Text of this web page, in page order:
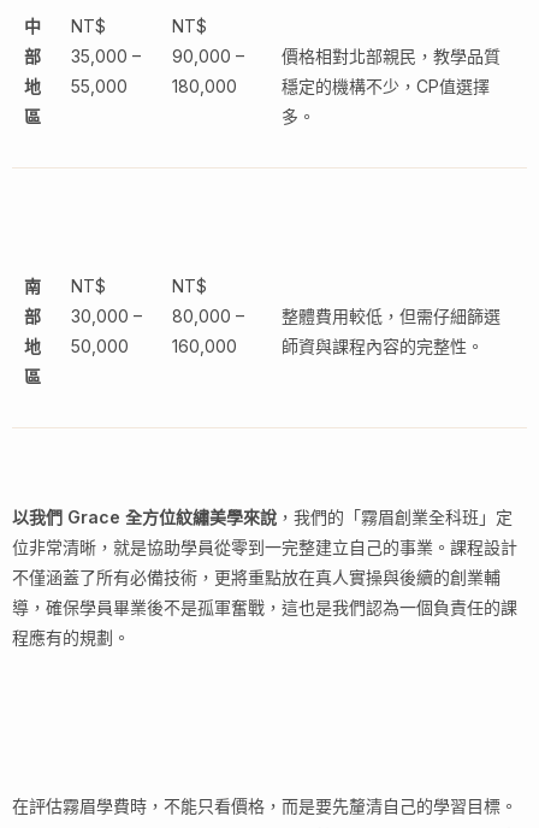
中
部
地
區
NT$
35,000 –
55,000
NT$
90,000 –
180,000
價格相對北部親民，教學品質
穩定的機構不少，CP值選擇
多。
南
部
地
區
NT$
30,000 –
50,000
NT$
80,000 –
160,000
整體費用較低，但需仔細篩選
師資與課程內容的完整性。
以我們 Grace 全方位紋繡美學來說 ，我們的「霧眉創業全科班」定
位非常清晰，就是協助學員從零到一完整建立自己的事業。課程設計
不僅涵蓋了所有必備技術，更將重點放在真人實操與後續的創業輔
導，確保學員畢業後不是孤軍奮戰，這也是我們認為一個負責任的課
程應有的規劃。
在評估霧眉學費時，不能只看價格，而是要先釐清自己的學習目標。